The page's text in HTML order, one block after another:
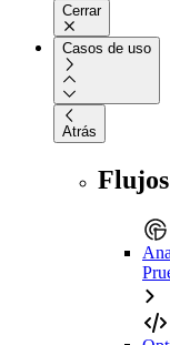
Cerrar
Casos de uso
Atrás